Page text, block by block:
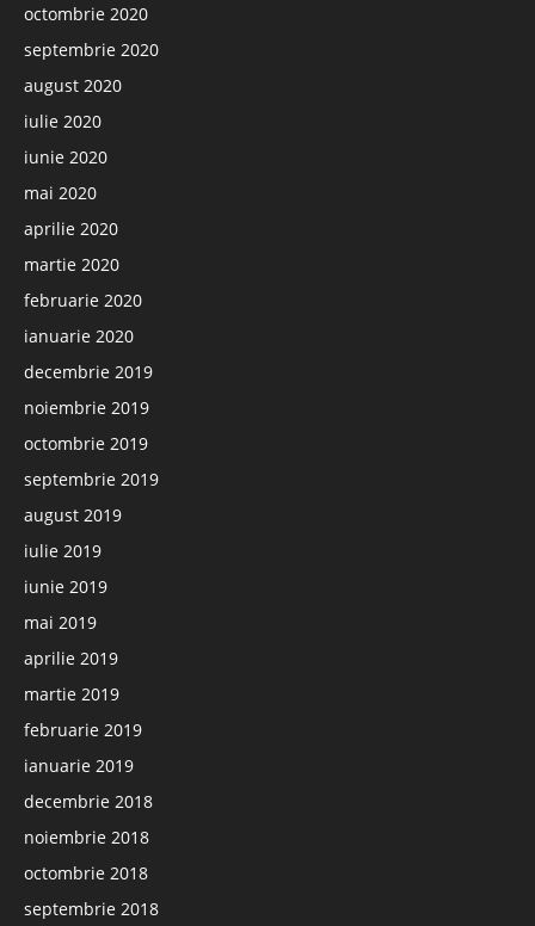
octombrie 2020
septembrie 2020
august 2020
iulie 2020
iunie 2020
mai 2020
aprilie 2020
martie 2020
februarie 2020
ianuarie 2020
decembrie 2019
noiembrie 2019
octombrie 2019
septembrie 2019
august 2019
iulie 2019
iunie 2019
mai 2019
aprilie 2019
martie 2019
februarie 2019
ianuarie 2019
decembrie 2018
noiembrie 2018
octombrie 2018
septembrie 2018